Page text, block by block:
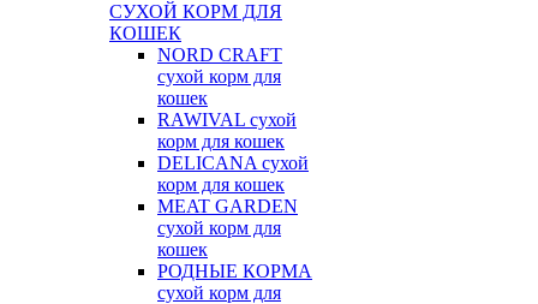
СУХОЙ КОРМ ДЛЯ
КОШЕК
NORD CRAFT
сухой корм для
кошек
RAWIVAL сухой
корм для кошек
DELICANA сухой
корм для кошек
MEAT GARDEN
сухой корм для
кошек
РОДНЫЕ КОРМА
сухой корм для